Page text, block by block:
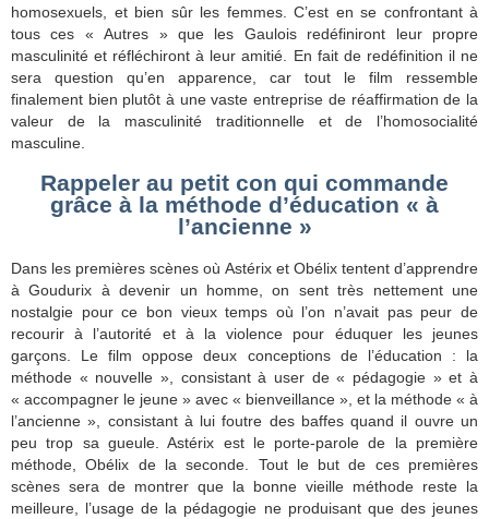
homosexuels, et bien sûr les femmes. C’est en se confrontant à
tous ces « Autres » que les Gaulois redéfiniront leur propre
masculinité et réfléchiront à leur amitié. En fait de redéfinition il ne
sera question qu’en apparence, car tout le film ressemble
finalement bien plutôt à une vaste entreprise de réaffirmation de la
valeur de la masculinité traditionnelle et de l’homosocialité
masculine.
Rappeler au petit con qui commande
grâce à la méthode d’éducation « à
l’ancienne »
Dans les premières scènes où Astérix et Obélix tentent d’apprendre
à Goudurix à devenir un homme, on sent très nettement une
nostalgie pour ce bon vieux temps où l’on n’avait pas peur de
recourir à l’autorité et à la violence pour éduquer les jeunes
garçons. Le film oppose deux conceptions de l’éducation : la
méthode « nouvelle », consistant à user de « pédagogie » et à
« accompagner le jeune » avec « bienveillance », et la méthode « à
l’ancienne », consistant à lui foutre des baffes quand il ouvre un
peu trop sa gueule. Astérix est le porte-parole de la première
méthode, Obélix de la seconde. Tout le but de ces premières
scènes sera de montrer que la bonne vieille méthode reste la
meilleure, l’usage de la pédagogie ne produisant que des jeunes